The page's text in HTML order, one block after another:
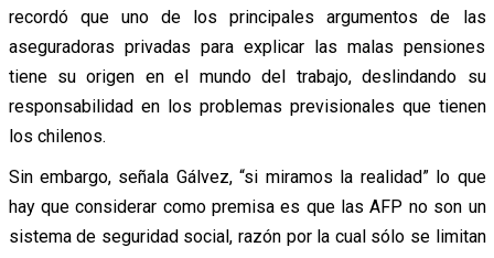
recordó que uno de los principales argumentos de las
aseguradoras privadas para explicar las malas pensiones
tiene su origen en el mundo del trabajo, deslindando su
responsabilidad en los problemas previsionales que tienen
los chilenos.
Sin embargo, señala Gálvez, “si miramos la realidad” lo que
hay que considerar como premisa es que las AFP no son un
sistema de seguridad social, razón por la cual sólo se limitan